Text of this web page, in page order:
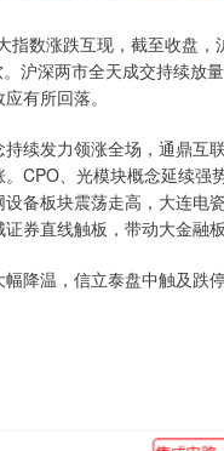
数涨跌互现，截至收盘
沪深两市全天成交持续放
有所回落。
续发力领涨全场，通鼎互
CPO、光模块概念延续强
备板块震荡走高，大连电
券直线触板，带动大金融板
降温，信立泰盘中触及跌